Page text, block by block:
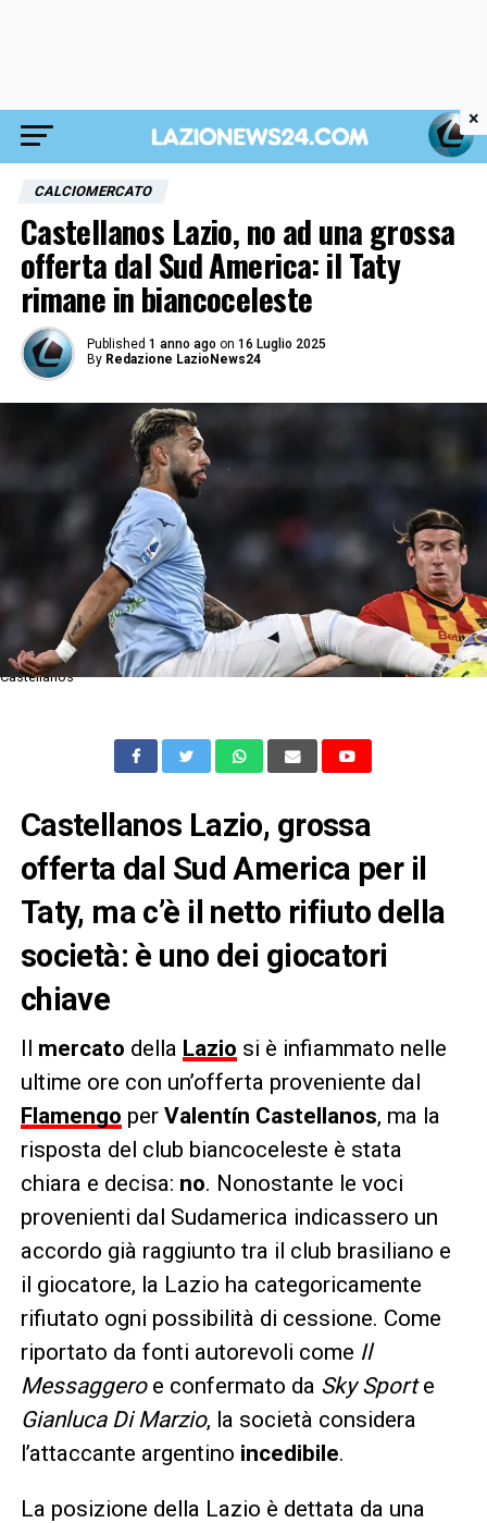
CALCIOMERCATO
Castellanos Lazio, no ad una grossa
offerta dal Sud America: il Taty
rimane in biancoceleste
Published 1 anno ago on 16 Luglio 2025
By Redazione LazioNews24
Castellanos
Castellanos Lazio, grossa
offerta dal Sud America per il
Taty, ma c’è il netto rifiuto della
società: è uno dei giocatori
chiave
Il mercato della Lazio si è infiammato nelle
ultime ore con un’offerta proveniente dal
Flamengo per Valentín Castellanos, ma la
risposta del club biancoceleste è stata
chiara e decisa: no. Nonostante le voci
provenienti dal Sudamerica indicassero un
accordo già raggiunto tra il club brasiliano e
il giocatore, la Lazio ha categoricamente
rifiutato ogni possibilità di cessione. Come
riportato da fonti autorevoli come Il
Messaggeroe confermato da Sky Sporte
Gianluca Di Marzio, la società considera
l’attaccante argentino incedibile.
La posizione della Lazio è dettata da una
×